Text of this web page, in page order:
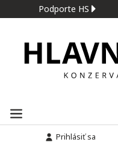
Podporte HS
Prihlásiť sa